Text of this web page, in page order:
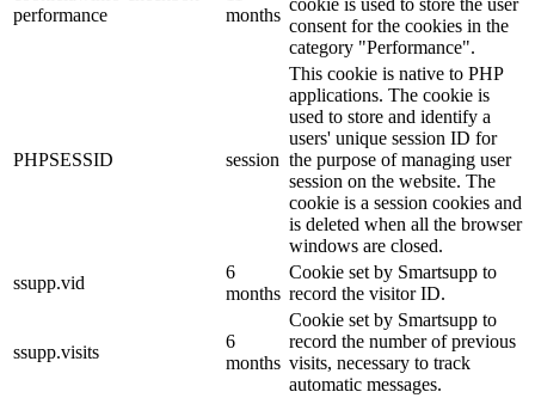
performance
months
cookie is used to store the user
consent for the cookies in the
category "Performance".
PHPSESSID session
This cookie is native to PHP
applications. The cookie is
used to store and identify a
users' unique session ID for
the purpose of managing user
session on the website. The
cookie is a session cookies and
is deleted when all the browser
windows are closed.
ssupp.vid
6
months
Cookie set by Smartsupp to
record the visitor ID.
ssupp.visits
6
months
Cookie set by Smartsupp to
record the number of previous
visits, necessary to track
automatic messages.